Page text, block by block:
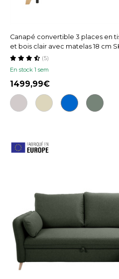
Canapé convertible 3 places en
et bois clair avec matelas 18 cm
En stock 1 sem
(5)
1499,99